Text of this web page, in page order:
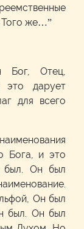
Того же…”
Бог, Отец,
это дарует
для всего
Бога, и это
был. Он был
Он был
был. Он был